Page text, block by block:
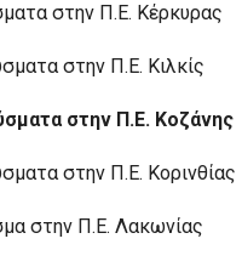
στην Π.Ε. Κέρκυρας
στην Π.Ε. Κιλκίς
στην Π.Ε. Κοζάνης
στην Π.Ε. Κορινθίας
στην Π.Ε. Λακωνίας